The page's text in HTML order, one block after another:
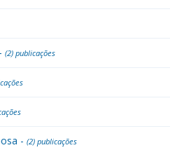
(2) publicações
- (2) publicações